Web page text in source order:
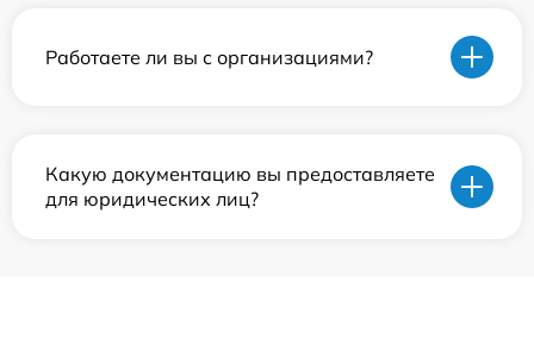
Работаете ли вы с организациями?
Какую документацию вы предоставляете
для юридических лиц?